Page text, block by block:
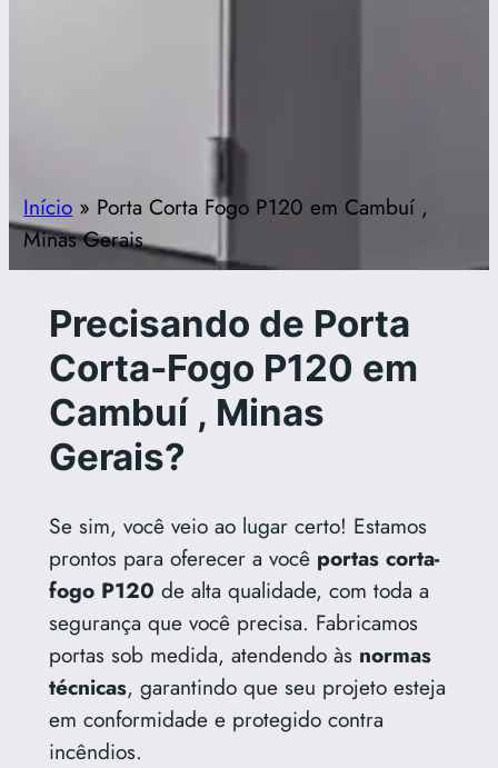
Início » Porta Corta Fogo P120 em Cambuí ,
Minas Gerais
Precisando de Porta
Corta-Fogo P120 em
Cambuí , Minas
Gerais?
Se sim, você veio ao lugar certo! Estamos
prontos para oferecer a você portas corta-
fogo P120 de alta qualidade, com toda a
segurança que você precisa. Fabricamos
portas sob medida, atendendo às normas
técnicas, garantindo que seu projeto esteja
em conformidade e protegido contra
incêndios.